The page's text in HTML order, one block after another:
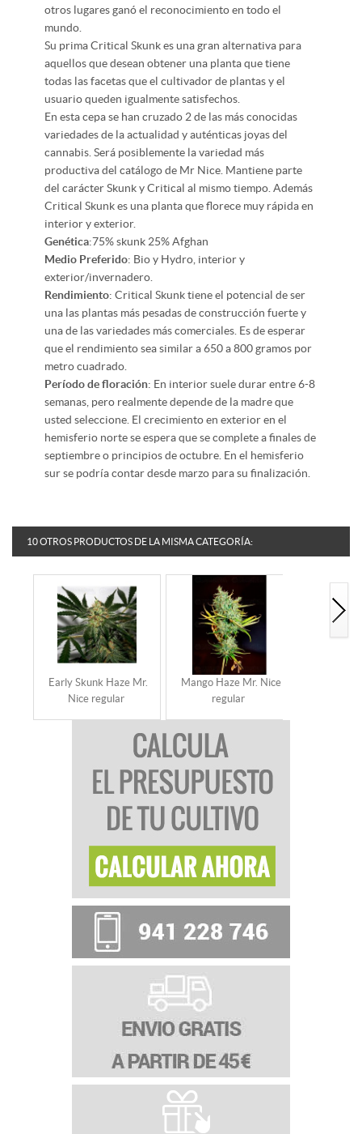
otros lugares ganó el reconocimiento en todo el
mundo.
Su prima Critical Skunk es una gran alternativa para
aquellos que desean obtener una planta que tiene
todas las facetas que el cultivador de plantas y el
usuario queden igualmente satisfechos.
En esta cepa se han cruzado 2 de las más conocidas
variedades de la actualidad y auténticas joyas del
cannabis. Será posiblemente la variedad más
productiva del catálogo de Mr Nice. Mantiene parte
del carácter Skunk y Critical al mismo tiempo. Además
Critical Skunk es una planta que florece muy rápida en
interior y exterior.
Genética:75% skunk 25% Afghan
Medio Preferido: Bio y Hydro, interior y
exterior/invernadero.
Rendimiento: Critical Skunk tiene el potencial de ser
una las plantas más pesadas de construcción fuerte y
una de las variedades más comerciales. Es de esperar
que el rendimiento sea similar a 650 a 800 gramos por
metro cuadrado.
Período de floración: En interior suele durar entre 6-8
semanas, pero realmente depende de la madre que
usted seleccione. El crecimiento en exterior en el
hemisferio norte se espera que se complete a finales de
septiembre o principios de octubre. En el hemisferio
sur se podría contar desde marzo para su finalización.
10 OTROS PRODUCTOS DE LA MISMA CATEGORÍA:
Early Skunk Haze Mr.
Nice regular
Mango Haze Mr. Nice
regular